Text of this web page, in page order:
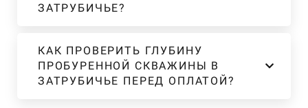
ЗАТРУБИЧЬЕ?
КАК ПРОВЕРИТЬ ГЛУБИНУ
ПРОБУРЕННОЙ СКВАЖИНЫ В
ЗАТРУБИЧЬЕ ПЕРЕД ОПЛАТОЙ?